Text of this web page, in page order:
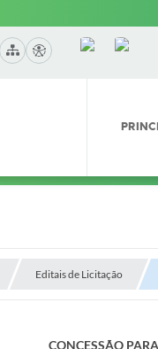
Editais de Licitação
CONCESSÃO